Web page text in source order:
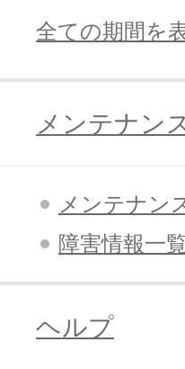
全ての期間を
メンテナン
メンテナン
障害情報一
ヘルプ